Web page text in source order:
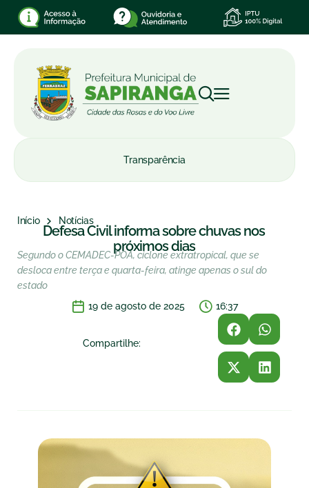
Transparência
Início Notícias
Defesa Civil informa sobre chuvas nos
próximos dias
Segundo o CEMADEC-POA, ciclone extratropical, que se
desloca entre terça e quarta-feira, atinge apenas o sul do
estado
19 de agosto de 2025
16:37
Compartilhe: